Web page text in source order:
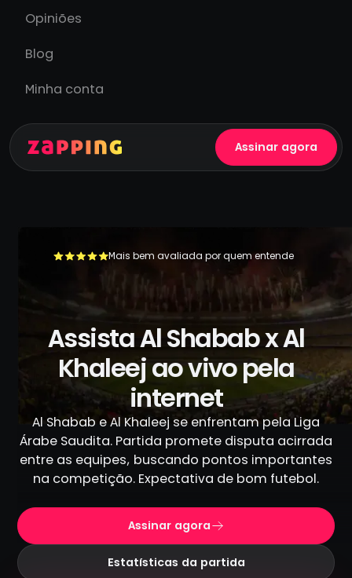
Opiniões
Blog
Minha conta
Assinar agora
Mais bem avaliada por quem entende
+500.000 usuários já se livraram da TV a cabo
Assista Al Shabab x Al
Khaleej ao vivo pela
internet
Al Shabab e Al Khaleej se enfrentam pela Liga
Árabe Saudita. Partida promete disputa acirrada
entre as equipes, buscando pontos importantes
na competição. Expectativa de bom futebol.
Assinar agora
Estatísticas da partida